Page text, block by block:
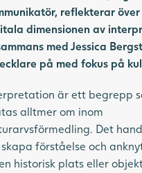
reflekterar över
dimensionen av
med Jessica
på med fokus på
är ett begrepp
alltmer om inom
Det
förståelse och
historisk plats eller